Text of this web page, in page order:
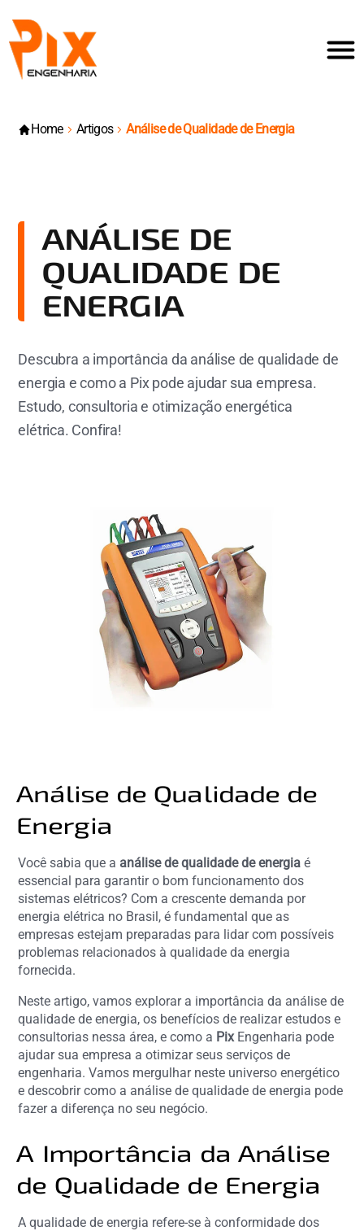
Home Artigos Análise de Qualidade de Energia
ANÁLISE DE
QUALIDADE DE
ENERGIA
Descubra a importância da análise de qualidade de
energia e como a Pix pode ajudar sua empresa.
Estudo, consultoria e otimização energética
elétrica. Confira!
Análise de Qualidade de
Energia
Você sabia que a análise de qualidade de energia é
essencial para garantir o bom funcionamento dos
sistemas elétricos? Com a crescente demanda por
energia elétrica no Brasil, é fundamental que as
empresas estejam preparadas para lidar com possíveis
problemas relacionados à qualidade da energia
fornecida.
Neste artigo, vamos explorar a importância da análise de
qualidade de energia, os benefícios de realizar estudos e
consultorias nessa área, e como a PixEngenharia pode
ajudar sua empresa a otimizar seus serviços de
engenharia. Vamos mergulhar neste universo energético
e descobrir como a análise de qualidade de energia pode
fazer a diferença no seu negócio.
A Importância da Análise
de Qualidade de Energia
A qualidade de energia refere-se à conformidade dos